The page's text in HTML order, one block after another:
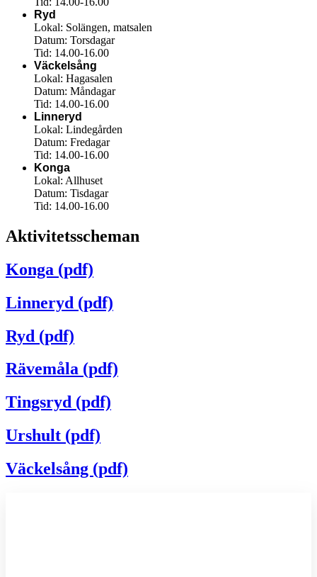
Ryd
Lokal: Solängen, matsalen
Datum: Torsdagar
Tid: 14.00-16.00
Väckelsång
Lokal: Hagasalen
Datum: Måndagar
Tid: 14.00-16.00
Linneryd
Lokal: Lindegården
Datum: Fredagar
Tid: 14.00-16.00
Konga
Lokal: Allhuset
Datum: Tisdagar
Tid: 14.00-16.00
Aktivitetsscheman
Konga (pdf)
Linneryd (pdf)
Ryd (pdf)
Rävemåla (pdf)
Tingsryd (pdf)
Urshult (pdf)
Väckelsång (pdf)